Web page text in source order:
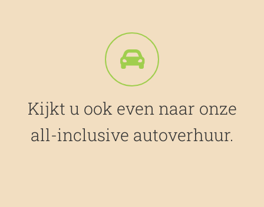
Kijkt u ook even naar onze
all-inclusive autoverhuur.